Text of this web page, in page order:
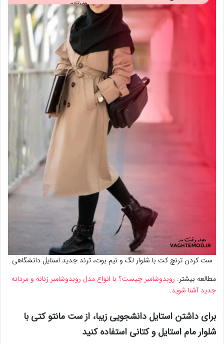
ست کردن ترنچ کت با شلوار لگ و نیم بوت، ترند جدید استایل دانشگاهی
مطالعه بیشتر: روبدوشامبر چیست؟ با انواع مدل روبدوشامبر زنانه و مردانه
جدید آشنا شوید.
برای داشتن استایل دانشجویی زیبا، از ست مانتو کتی با
شلوار مام استایل و کتانی استفاده کنید